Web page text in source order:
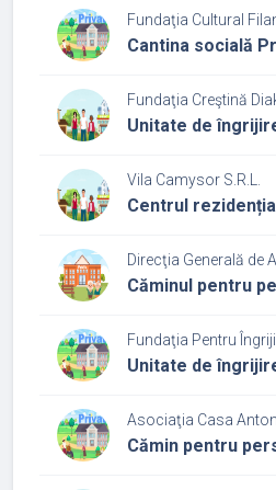
Fundaţia Cultural
Cantina socială
Fundaţia Creştină
Unitate de
Vila Camysor S.R.L.
Centrul
Direcţia Generală de
Căminul pentru
Fundaţia Pentru
Unitate de
Asociaţia Casa
Cămin pentru